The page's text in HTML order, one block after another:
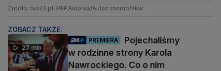
Źródło: tvn24.pl, PAPAutorka/Autor: momo/akw
ZOBACZ TAKŻE:
27 min
PREMIERA
Pojechaliśmy
w rodzinne strony Karola
Nawrockiego. Co o nim